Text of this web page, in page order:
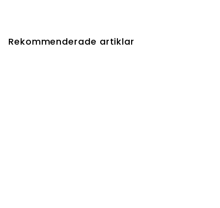
Rekommenderade artiklar